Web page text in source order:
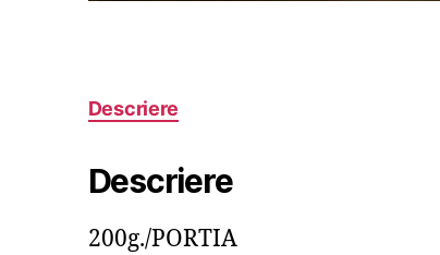
Descriere
Descriere
200g./PORTIA